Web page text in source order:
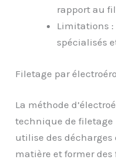
rapport au
Limitations :
spécialisés
Filetage par
La méthode
technique de
utilise des
matière et former des